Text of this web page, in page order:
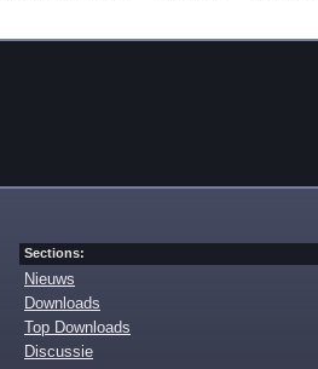
Sections:
Nieuws
Downloads
Top Downloads
Discussie